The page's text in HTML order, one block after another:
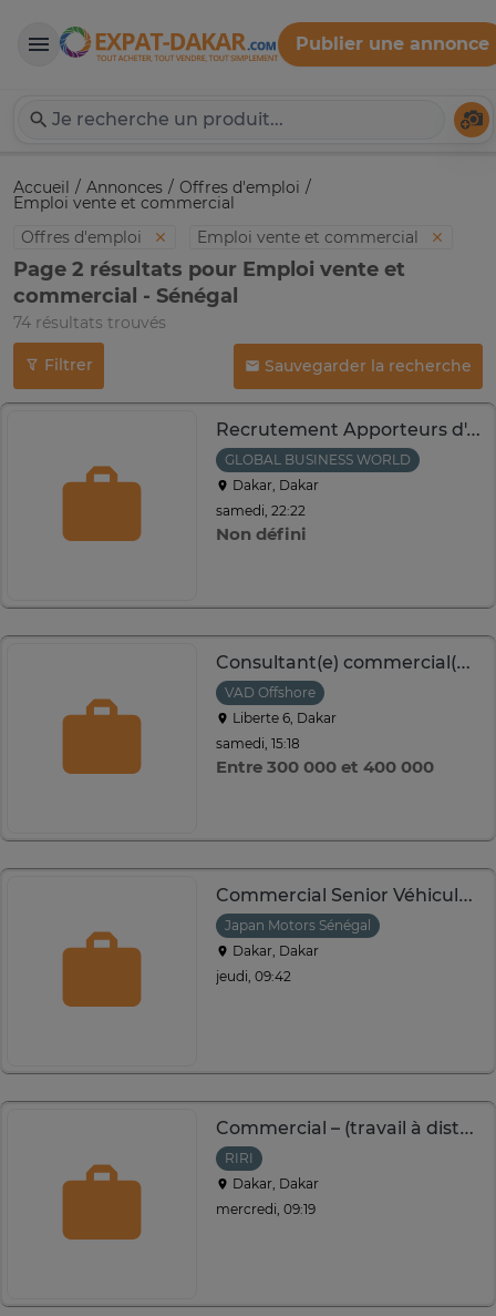
Expat-Dakar
Publier une annonce
Accueil Annonces Offres d'emploi
Emploi vente et commercial
Offres d'emploi
Emploi vente et commercial
Page 2 résultats pour Emploi vente et
commercial - Sénégal
74 résultats trouvés
Filtrer Sauvegarder la recherche
Recrutement Apporteurs d'Affaires - GLOBAL BUSINESS WORLD
GLOBAL BUSINESS WORLD
Dakar, Dakar
samedi, 22:22
Non défini
Consultant(e) commercial(e) Vente à distance francophone
VAD Offshore
Liberte 6, Dakar
samedi, 15:18
Entre 300 000 et 400 000
Commercial Senior Véhicules Neufs
Japan Motors Sénégal
Dakar, Dakar
jeudi, 09:42
Commercial – (travail à distance possible)
RIRI
Dakar, Dakar
mercredi, 09:19